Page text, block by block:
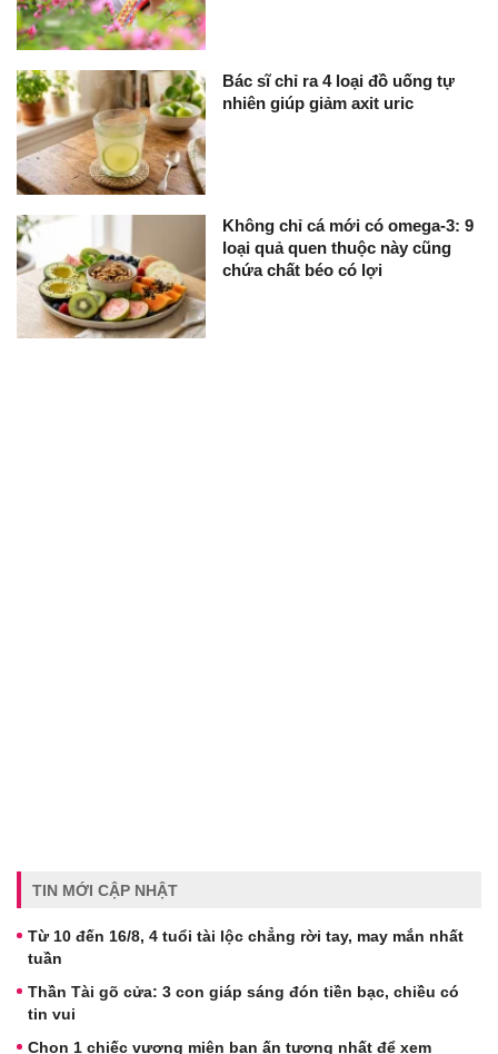
Bác sĩ chỉ ra 4 loại đồ uống tự
nhiên giúp giảm axit uric
Không chỉ cá mới có omega-3: 9
loại quả quen thuộc này cũng
chứa chất béo có lợi
TIN MỚI CẬP NHẬT
Từ 10 đến 16/8, 4 tuổi tài lộc chẳng rời tay, may mắn nhất
tuần
Thần Tài gõ cửa: 3 con giáp sáng đón tiền bạc, chiều có
tin vui
Chọn 1 chiếc vương miện bạn ấn tượng nhất để xem